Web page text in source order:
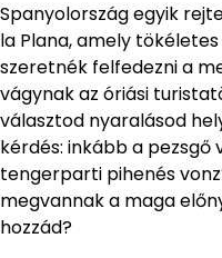
Spanyolország egyik
la Plana, amely
szeretnék felfedezni a
vágynak az óriási
választod nyaralásod
kérdés: inkább a pezsgő
tengerparti pihenés
megvannak a maga
hozzád?